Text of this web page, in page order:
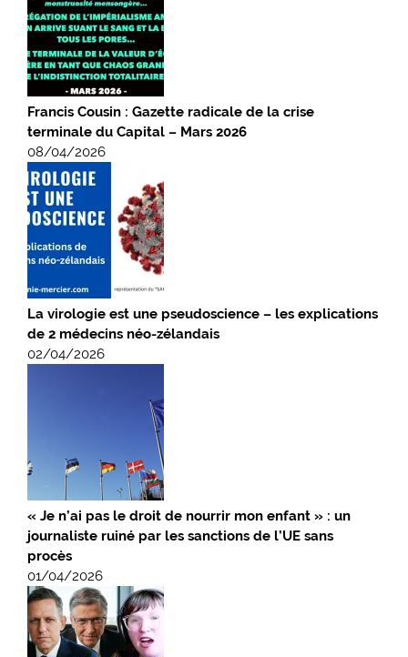
Francis Cousin : Gazette radicale de la crise
terminale du Capital – Mars 2026
08/04/2026
La virologie est une pseudoscience – les explications
de 2 médecins néo-zélandais
02/04/2026
« Je n’ai pas le droit de nourrir mon enfant » : un
journaliste ruiné par les sanctions de l’UE sans
procès
01/04/2026